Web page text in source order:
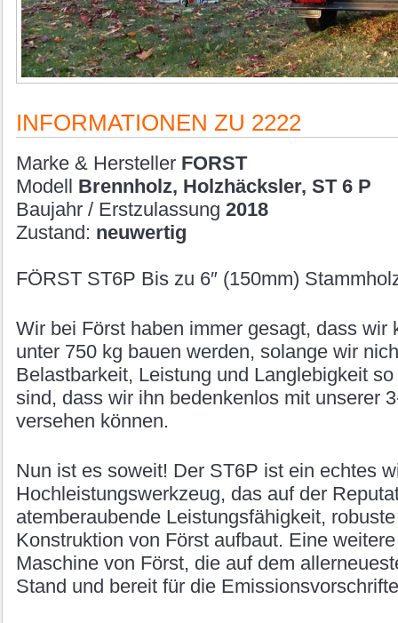
INFORMATIONEN ZU 2222
Marke & Hersteller FORST
Modell Brennholz, Holzhäcksler, ST 6 P
Baujahr / Erstzulassung 2018
Zustand: neuwertig
FÖRST ST6P Bis zu 6″ (150mm)
Wir bei Först haben immer gesagt, dass wir
unter 750 kg bauen werden, solange wir
Belastbarkeit, Leistung und Langlebigkeit
sind, dass wir ihn bedenkenlos mit unserer
versehen können.
Nun ist es soweit! Der ST6P ist ein echtes
Hochleistungswerkzeug, das auf der
atemberaubende Leistungsfähigkeit,
Konstruktion von Först aufbaut. Eine
Maschine von Först, die auf dem
Stand und bereit für die